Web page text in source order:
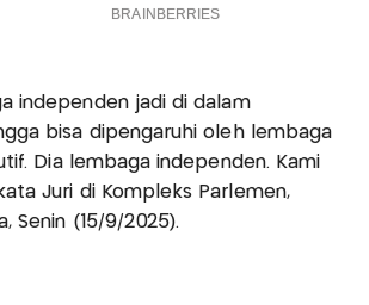
independen jadi di dalam
bisa dipengaruhi oleh lembaga
Dia lembaga independen. Kami
Juri di Kompleks Parlemen,
Senin (15/9/2025).